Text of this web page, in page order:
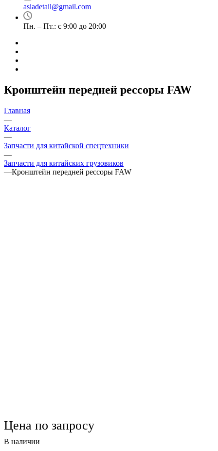
asiadetail@gmail.com
Пн. – Пт.: с 9:00 до 20:00
Кронштейн передней рессоры FAW
Главная
—
Каталог
—
Запчасти для китайской спецтехники
—
Запчасти для китайских грузовиков
—Кронштейн передней рессоры FAW
Цена по запросу
В наличии